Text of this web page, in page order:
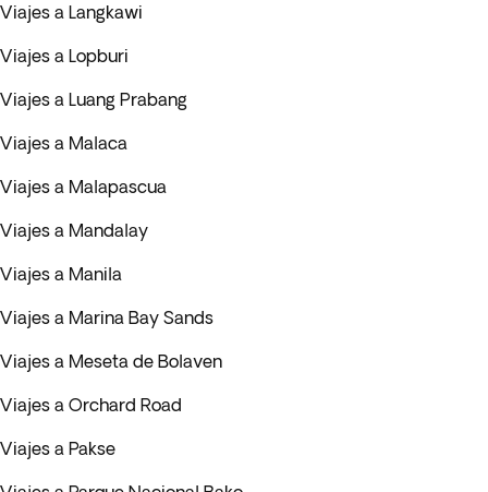
Viajes a Langkawi
Viajes a Lopburi
Viajes a Luang Prabang
Viajes a Malaca
Viajes a Malapascua
Viajes a Mandalay
Viajes a Manila
Viajes a Marina Bay Sands
Viajes a Meseta de Bolaven
Viajes a Orchard Road
Viajes a Pakse